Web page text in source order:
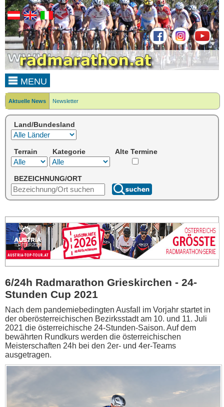
MENU
Aktuelle News Newsletter
Land/Bundesland
Terrain Kategorie Alte Termine
BEZEICHNUNG/ORT
6/24h Radmarathon Grieskirchen - 24-
Stunden Cup 2021
Nach dem pandemiebedingten Ausfall im Vorjahr startet in
der oberösterreichischen Bezirksstadt am 10. und 11. Juli
2021 die österreichische 24-Stunden-Saison. Auf dem
bewährten Rundkurs werden die österreichischen
Meisterschaften 24h bei den 2er- und 4er-Teams
ausgetragen.